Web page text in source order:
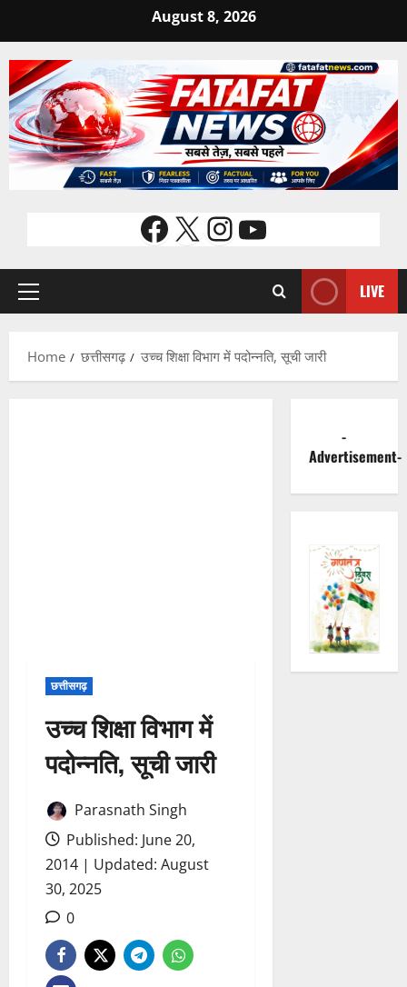
content
August 8, 2026
Facebook
X Instagram
YouTube
Primary
LIVE
Home छत्तीसगढ़ उच्च शिक्षा विभाग में पदोन्नति, सूची जारी
छत्तीसगढ़
उच्च शिक्षा विभाग में
पदोन्नति, सूची जारी
Parasnath Singh
Published: June 20,
2014 | Updated: August
30, 2025
0
-
Advertisement-